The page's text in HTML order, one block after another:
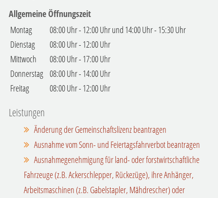
Allgemeine Öffnungszeit
Montag
08:00 Uhr- 12:00 Uhrund 14:00 Uhr- 15:30 Uhr
Dienstag
08:00 Uhr- 12:00 Uhr
Mittwoch
08:00 Uhr- 17:00 Uhr
Donnerstag 08:00 Uhr- 14:00 Uhr
Freitag
08:00 Uhr- 12:00 Uhr
Leistungen
Änderung der Gemeinschaftslizenz beantragen
Ausnahme vom Sonn- und Feiertagsfahrverbot beantragen
Ausnahmegenehmigung für land- oder forstwirtschaftliche
Fahrzeuge (z.B. Ackerschlepper, Rückezüge), ihre Anhänger,
Arbeitsmaschinen (z.B. Gabelstapler, Mähdrescher) oder